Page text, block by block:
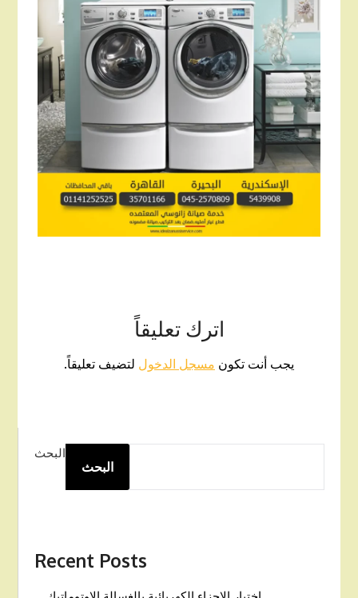
اترك تعليقاً
يجب أنت تكون مسجل الدخول لتضيف تعليقاً.
البحث
البحث
Recent Posts